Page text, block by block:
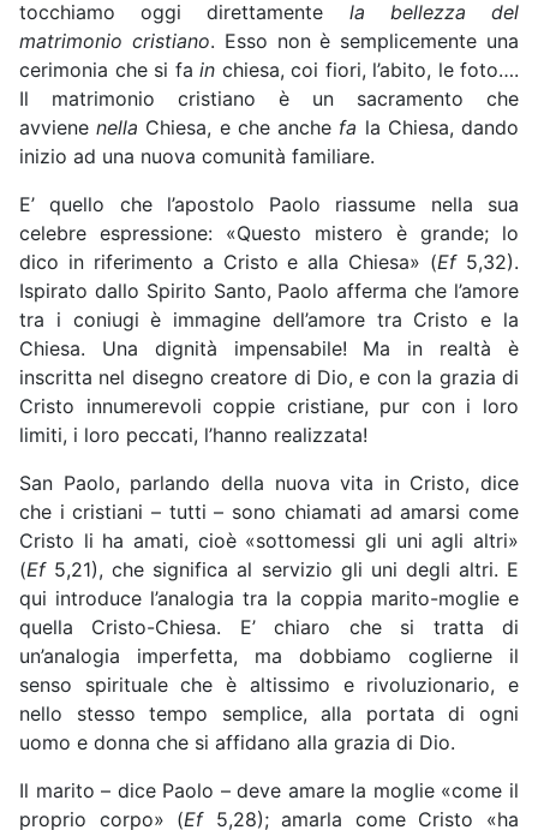
tocchiamo oggi direttamente la bellezza del
matrimonio cristiano. Esso non è semplicemente una
cerimonia che si fa in chiesa, coi fiori, l’abito, le foto….
Il matrimonio cristiano è un sacramento che
avvienenella Chiesa, e che anche fa la Chiesa, dando
inizio ad una nuova comunità familiare.
E’ quello che l’apostolo Paolo riassume nella sua
celebre espressione: «Questo mistero è grande; lo
dico in riferimento a Cristo e alla Chiesa» (Ef5,32).
Ispirato dallo Spirito Santo, Paolo afferma che l’amore
tra i coniugi è immagine dell’amore tra Cristo e la
Chiesa. Una dignità impensabile! Ma in realtà è
inscritta nel disegno creatore di Dio, e con la grazia di
Cristo innumerevoli coppie cristiane, pur con i loro
limiti, i loro peccati, l’hanno realizzata!
San Paolo, parlando della nuova vita in Cristo, dice
che i cristiani – tutti – sono chiamati ad amarsi come
Cristo li ha amati, cioè «sottomessi gli uni agli altri»
(Ef5,21), che significa al servizio gli uni degli altri. E
qui introduce l’analogia tra la coppia marito-moglie e
quella Cristo-Chiesa. E’ chiaro che si tratta di
un’analogia imperfetta, ma dobbiamo coglierne il
senso spirituale che è altissimo e rivoluzionario, e
nello stesso tempo semplice, alla portata di ogni
uomo e donna che si affidano alla grazia di Dio.
Il marito – dice Paolo – deve amare la moglie «come il
proprio corpo» (Ef5,28); amarla come Cristo «ha